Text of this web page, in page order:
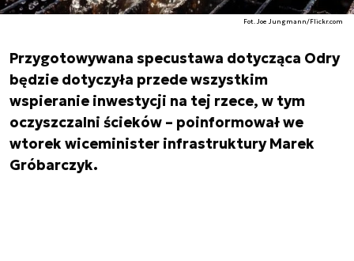
Fot. Joe Jungmann/Flickr.com
Przygotowywana specustawa dotycząca Odry
będzie dotyczyła przede wszystkim
wspieranie inwestycji na tej rzece, w tym
oczyszczalni ścieków – poinformował we
wtorek wiceminister infrastruktury Marek
Gróbarczyk.